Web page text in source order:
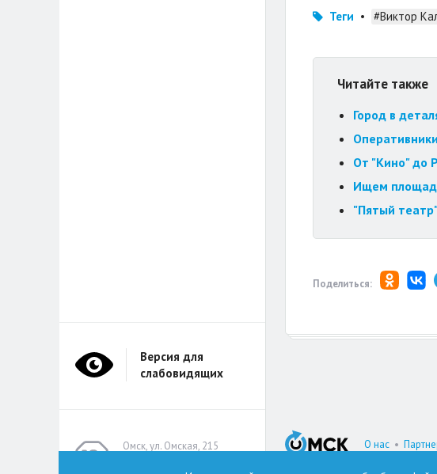
Теги • #Виктор
Читайте также
Город в
От "Кино" до
Ищем
"Пятый
Поделиться:
О нас•
Омск, ул. Омская, 215
Версия для
слабовидящих